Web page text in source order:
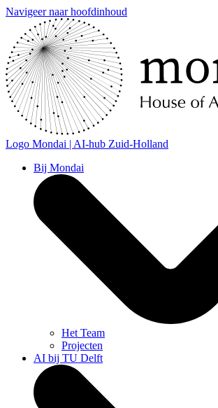
Navigeer naar hoofdinhoud
Logo Mondai | AI-hub Zuid-Holland
Bij Mondai
Het Team
Projecten
AI bij TU Delft